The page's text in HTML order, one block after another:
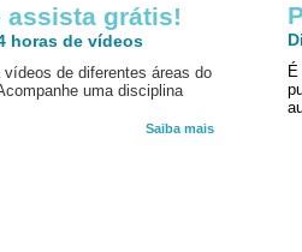
assista grátis!
horas de vídeos
vídeos de diferentes áreas do
uma disciplina
Saiba mais